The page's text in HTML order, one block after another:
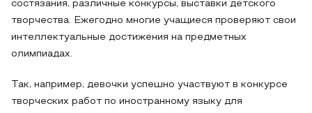
состязания, различные конкурсы, выставки детского
творчества. Ежегодно многие учащиеся проверяют свои
интеллектуальные достижения на предметных
олимпиадах.
Так, например, девочки успешно участвуют в конкурсе
творческих работ по иностранному языку для